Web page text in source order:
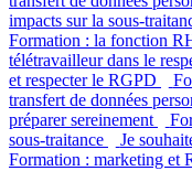
impacts sur la sous-
Formation : la fonction
télétravailleur dans le
et respecter le RGPD
transfert de données
préparer sereinement
sous-traitance
Je
Formation : marketing et